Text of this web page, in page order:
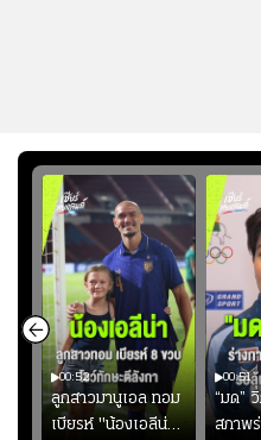
00:52
ลูกสาวมานูเอล ทอม
เบียรห์ "น้องเอลีน่า"
00:51
“มด”
สภาพ